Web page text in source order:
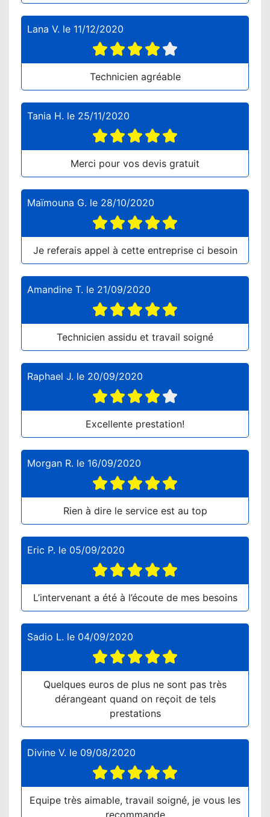
Lana V. le 11/12/2020
Technicien agréable
Tania H. le 25/11/2020
Merci pour vos devis gratuit
Maïmouna G. le 28/10/2020
Je referais appel à cette entreprise ci besoin
Amandine T. le 21/09/2020
Technicien assidu et travail soigné
Raphael J. le 20/09/2020
Excellente prestation!
Morgan R. le 16/09/2020
Rien à dire le service est au top
Eric P. le 05/09/2020
L’intervenant a été à l’écoute de mes besoins
Sadio L. le 04/09/2020
Quelques euros de plus ne sont pas très
dérangeant quand on reçoit de tels
prestations
Divine V. le 09/08/2020
Equipe très aimable, travail soigné, je vous les
recommande